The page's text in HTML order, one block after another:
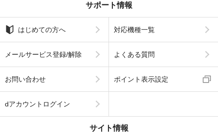
サポート情報
はじめての方へ 対応機種一覧
メールサービス登録/解除 よくある質問
お問い合わせ ポイント表示設定
dアカウントログイン
サイト情報